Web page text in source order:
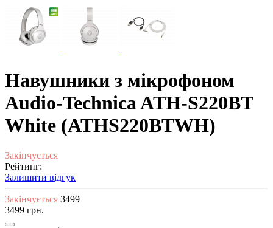
Навушники з мікрофоном
Audio-Technica ATH-S220BT
White (ATHS220BTWH)
Закінчується
Рейтинг:
Залишити відгук
Закінчується 3499
3499 грн.